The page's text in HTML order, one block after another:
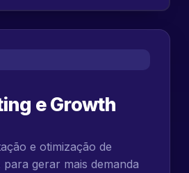
e Growth
e otimização de
gerar mais demanda